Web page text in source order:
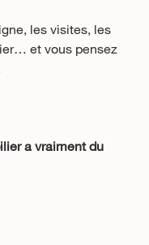
les visites, les
et vous pensez
a vraiment du